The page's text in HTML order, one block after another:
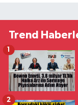
Trend
1
2